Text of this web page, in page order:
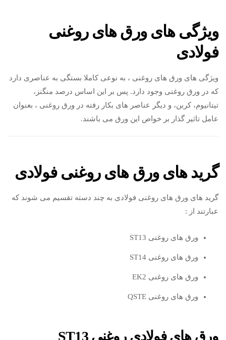
ویژگی های ورق های روغنی
فولادی
ویژگی های ورق های روغنی ، به نوعی کاملا بستگی به عناصری دارد
که در ورق روغنی وجود دارد. پس بر این اساس درصد منگنز،
تیتانیوم، کربن، و دیگر عناصر های بکار رفته در ورق روغنی ، بعنوان
عامل تاثیر گذار بر خواص این ورق می باشند.
گرید های ورق های روغنی فولادی
گرید های ورق های روغنی فولادی به چند دسته تقسیم می شوند که
عبارتند از :
ورق های روغنی ST13
ورق های روغنی ST14
ورق های روغنی EK2
ورق های روغنی QSTE
ورق های فولادی روغنی ST13